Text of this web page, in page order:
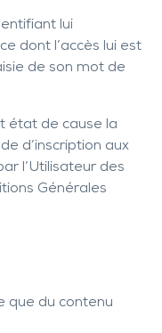
lui
dont l’accès lui est
de son mot de
état de cause la
d’inscription aux
l’Utilisateur des
Générales
que du contenu